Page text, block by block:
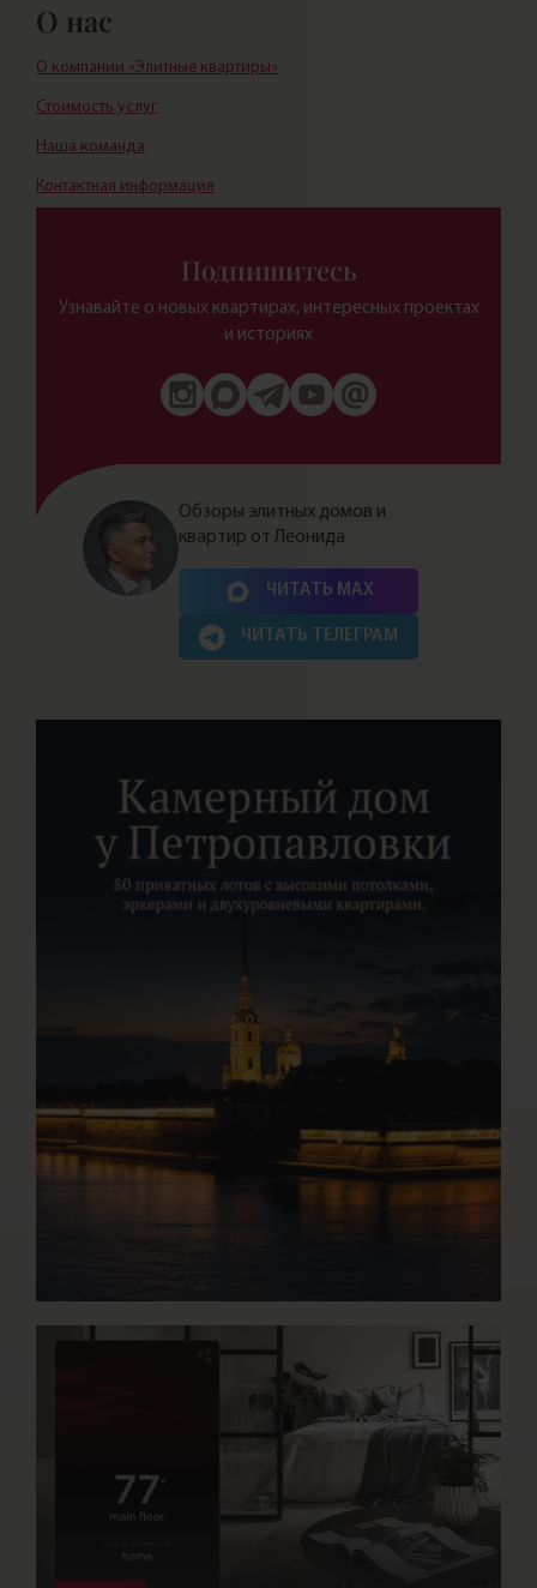
О нас
О компании «Элитные квартиры»
Стоимость услуг
Наша команда
Контактная информация
Подпишитесь
Узнавайте о новых квартирах, интересных проектах
и историях
Нажимая на кнопку, Вы соглашаетесь cполитикой сайта
Обзоры элитных домов и
квартир от Леонида
ЧИТАТЬ MAX
ЧИТАТЬ ТЕЛЕГРАМ